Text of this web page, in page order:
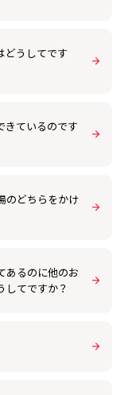
どうしてです
きているのです
のどちらをかけ
あるのに他のお
してですか？